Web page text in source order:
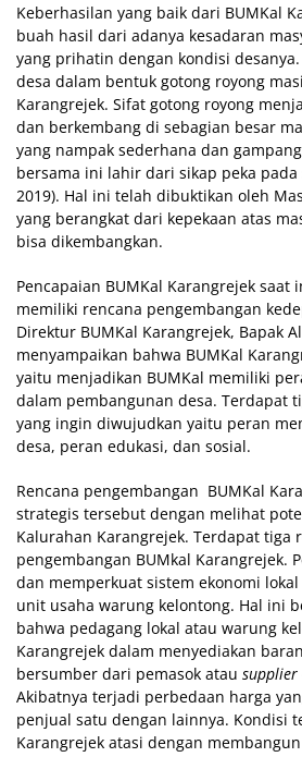
Keberhasilan yang baik dari BUMKal
buah hasil dari adanya kesadaran
yang prihatin dengan kondisi
desa dalam bentuk gotong royong
Karangrejek. Sifat gotong royong
dan berkembang di sebagian besar
yang nampak sederhana dan
bersama ini lahir dari sikap peka pada
2019). Hal ini telah dibuktikan oleh
yang berangkat dari kepekaan atas
bisa dikembangkan.
Pencapaian BUMKal Karangrejek saat
memiliki rencana pengembangan
Direktur BUMKal Karangrejek, Bapak
menyampaikan bahwa BUMKal
yaitu menjadikan BUMKal memiliki
dalam pembangunan desa. Terdapat
yang ingin diwujudkan yaitu peran
desa, peran edukasi, dan sosial.
Rencana pengembangan BUMKal
strategis tersebut dengan melihat
Kalurahan Karangrejek. Terdapat tiga
pengembangan BUMkal Karangrejek.
dan memperkuat sistem ekonomi
unit usaha warung kelontong. Hal ini
bahwa pedagang lokal atau warung
Karangrejek dalam menyediakan
bersumber dari pemasok atau supplier
Akibatnya terjadi perbedaan harga
penjual satu dengan lainnya. Kondisi
Karangrejek atasi dengan